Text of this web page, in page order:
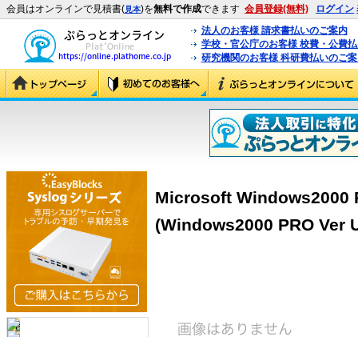
会員はオンラインで見積書(見本)を無料で作成できます 会員登録(無料) ログイン
法人のお客様 請求書払いのご案内
学校・官公庁のお客様 校費・公費
研究機関のお客様 科研費払いのご
Microsoft Windows2000
(Windows2000 PRO Ver